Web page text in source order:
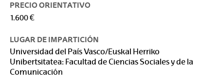
PRECIO ORIENTATIVO
1.600 €
LUGAR DE IMPARTICIÓN
Universidad del País Vasco/Euskal Herriko
Unibertsitatea: Facultad de Ciencias Sociales y de la
Comunicación